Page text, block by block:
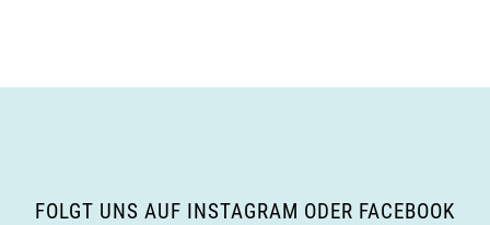
FOLGT UNS AUF INSTAGRAM ODER FACEBOOK